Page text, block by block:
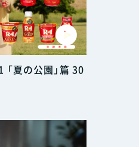
夏の公園」篇 30